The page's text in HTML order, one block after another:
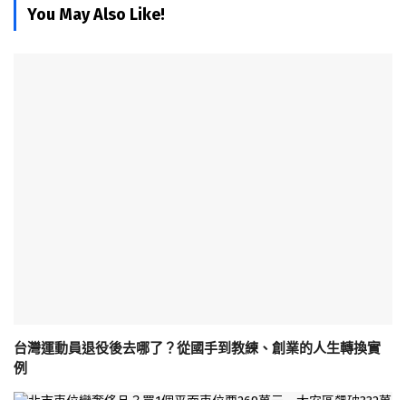
You May Also Like!
台灣運動員退役後去哪了？從國手到教練、創業的人生轉換實
例